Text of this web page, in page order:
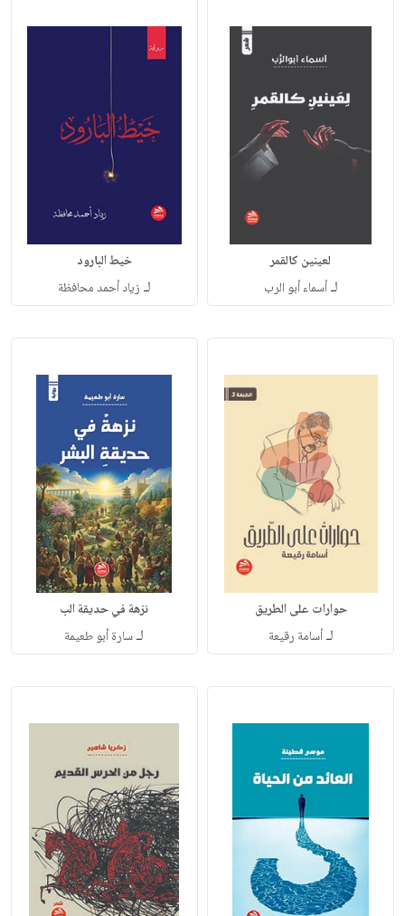
لعينين كالقمر
لـأسماء أبو الرب
خيط البارود
لـ زياد أحمد محافظة
حوارات على الطريق
لـأسامة رقيعة
نزهة في حديقة الب
لـسارة أبو طعيمة